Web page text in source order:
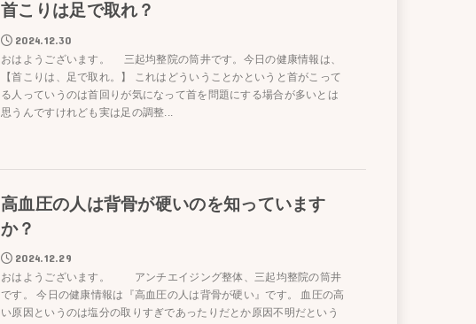
首こりは足で取れ？
2024.12.30
おはようございます。 三起均整院の筒井です。今日の健康情報は、
【首こりは、足で取れ。】 これはどういうことかというと首がこって
る人っていうのは首回りが気になって首を問題にする場合が多いとは
思うんですけれども実は足の調整...
高血圧の人は背骨が硬いのを知っています
か？
2024.12.29
おはようございます。 アンチエイジング整体、三起均整院の筒井
です。 今日の健康情報は『高血圧の人は背骨が硬い』です。 血圧の高
い原因というのは塩分の取りすぎであったりだとか原因不明だという